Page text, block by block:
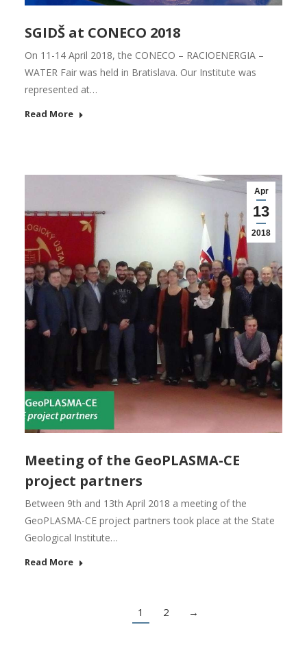
SGIDŠ at CONECO 2018
On 11-14 April 2018, the CONECO – RACIOENERGIA –
WATER Fair was held in Bratislava. Our Institute was
represented at…
Read More
Apr
13
2018
Meeting of the GeoPLASMA-CE
project partners
Between 9th and 13th April 2018 a meeting of the
GeoPLASMA-CE project partners took place at the State
Geological Institute…
Read More
1 2 →